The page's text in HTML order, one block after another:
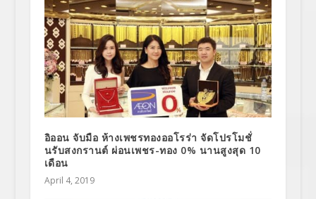
อิออน จับมือ ห้างเพชรทองออโรร่า จัดโปรโมชั่
นรับสงกรานต์ ผ่อนเพชร-ทอง 0% นานสูงสุด 10
เดือน
April 4, 2019